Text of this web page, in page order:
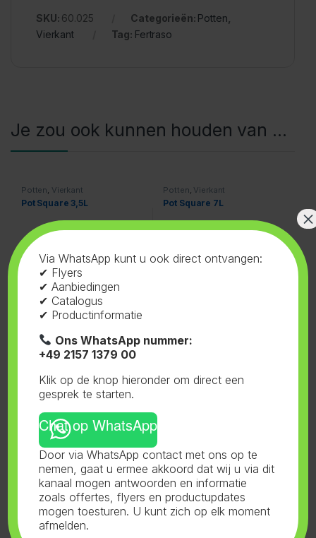
SKU: 60.025 Categorieën: Potten
Vierkant
Tag: Fertraso
Je zou ook kunnen houden van …
Potten Vierkant
Pot Square 3,5L
Potten Vierkant
Pot Square 7L
Potten Vierkant
Pot Square 1L
Via WhatsApp kunt u ook direct ontvangen:
✔ Flyers
✔ Aanbiedingen
✔ Catalogus
✔ Productinformatie
Ons WhatsApp nummer:
+49 2157 1379 00
Klik op de knop hieronder om direct een
gesprek te starten.
Chat op WhatsApp
Door via WhatsApp contact met ons op te
nemen, gaat u ermee akkoord dat wij u via dit
kanaal mogen antwoorden en informatie
zoals offertes, flyers en productupdates
mogen toesturen. U kunt zich op elk moment
afmelden.
×